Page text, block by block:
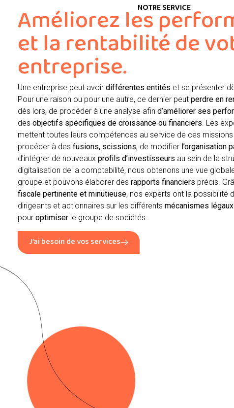
NOTRE SERVICE
Améliorez les
et la rentabilité de
entreprise.
Une entreprise peut avoir différentes entités et se présenter
Pour une raison ou pour une autre, ce dernier peut perdre en
dès lors, de procéder à une analyse afin d’améliorer ses
des objectifs spécifiques de croissance ou financiers. Les
mettent toutes leurs compétences au service de ces
procéder à des fusions, scissions, de modifier l’organisation
d’intégrer de nouveaux profils d’investisseurs au sein de la
digitalisation de la comptabilité, nous obtenons une vue
groupe et pouvons élaborer des rapports financiers précis.
fiscale pertinente et minutieuse, nos experts ont la possibilité
dirigeants et actionnaires sur les différents mécanismes légaux
pour optimiser le groupe de sociétés.
J’ai besoin de vos services